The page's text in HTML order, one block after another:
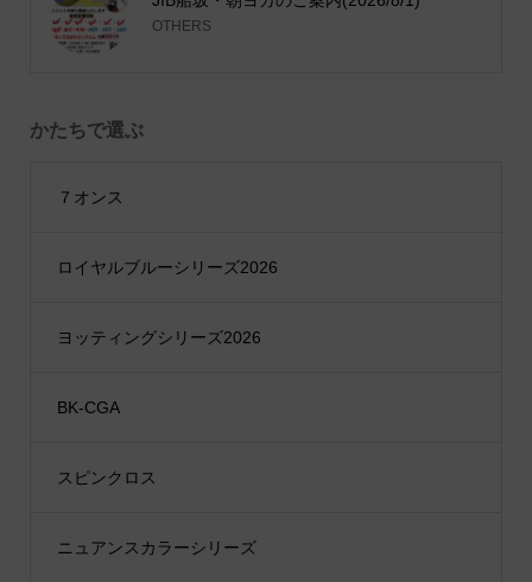
OTHERS
かたちで選ぶ
７オンス
ロイヤルブルーシリーズ2026
ヨッティングシリーズ2026
BK-CGA
スピンクロス
ニュアンスカラーシリーズ